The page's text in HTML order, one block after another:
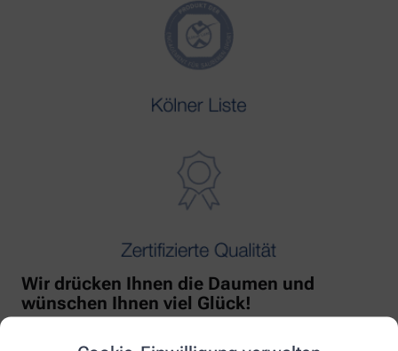
Wir drücken Ihnen die Daumen und
wünschen Ihnen viel Glück!